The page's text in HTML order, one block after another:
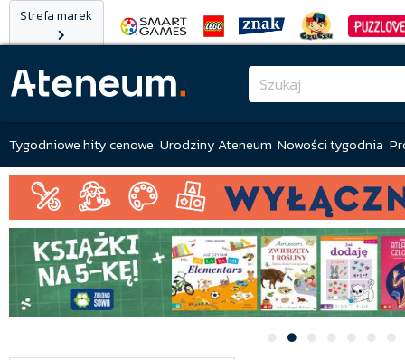
Strefa marek
Tygodniowe hity cenowe Urodziny Ateneum Nowości tygodnia